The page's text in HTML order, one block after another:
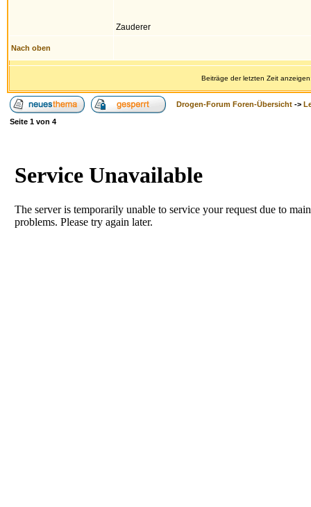
Zauderer
Nach oben
Beiträge der letzten Zeit
Drogen-Forum Foren-Übersicht ->
Seite 1 von 4